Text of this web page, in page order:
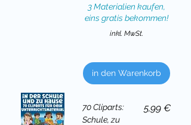
3 Materialien kaufen,
eins gratis bekommen!
inkl. MwSt.
in den Warenkorb
70 Cliparts:
Schule, zu
Preis
5,99 €